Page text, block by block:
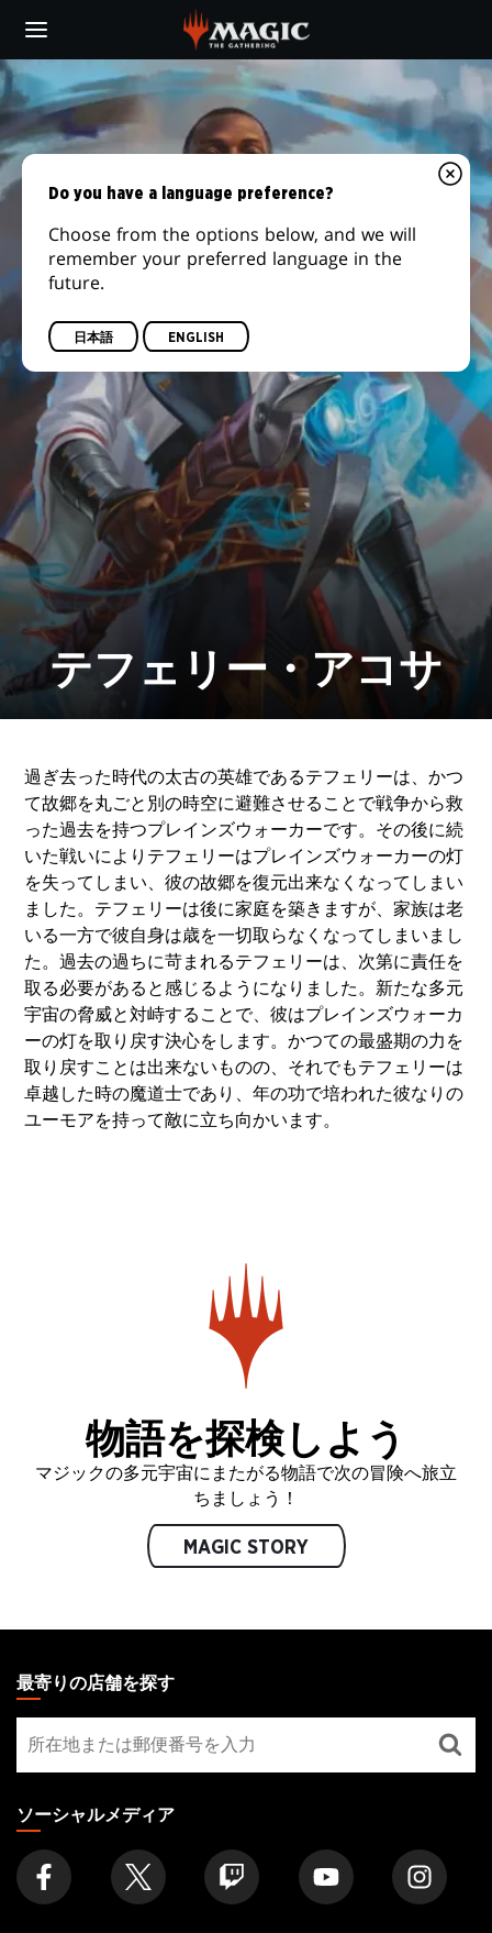
main
content
テフェリー・アコサ
過ぎ去った時代の太古の英雄であるテフェリーは、かつ
て故郷を丸ごと別の時空に避難させることで戦争から救
った過去を持つプレインズウォーカーです。その後に続
いた戦いによりテフェリーはプレインズウォーカーの灯
を失ってしまい、彼の故郷を復元出来なくなってしまい
ました。テフェリーは後に家庭を築きますが、家族は老
いる一方で彼自身は歳を一切取らなくなってしまいまし
た。過去の過ちに苛まれるテフェリーは、次第に責任を
取る必要があると感じるようになりました。新たな多元
宇宙の脅威と対峙することで、彼はプレインズウォーカ
ーの灯を取り戻す決心をします。かつての最盛期の力を
取り戻すことは出来ないものの、それでもテフェリーは
卓越した時の魔道士であり、年の功で培われた彼なりの
ユーモアを持って敵に立ち向かいます。
物語を探検しよう
マジックの多元宇宙にまたがる物語で次の冒険へ旅立
ちましょう！
MAGIC STORY
THE
GATHERING
FOOTER
最寄りの店舗を探す
寄
り
の
店
舗
を
探
ソーシャルメディア
Do you have a language preference?
Choose from the options below, and we will
remember your preferred language in the
future.
日本語 ENGLISH